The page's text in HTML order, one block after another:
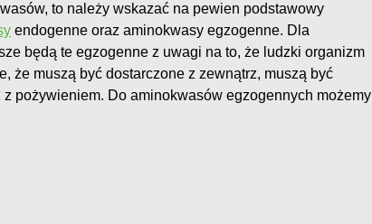
to należy wskazać na pewien podstawowy
endogenne oraz aminokwasy egzogenne. Dla
będą te egzogenne z uwagi na to, że ludzki organizm
że muszą być dostarczone z zewnątrz, muszą być
pożywieniem. Do aminokwasów egzogennych możemy